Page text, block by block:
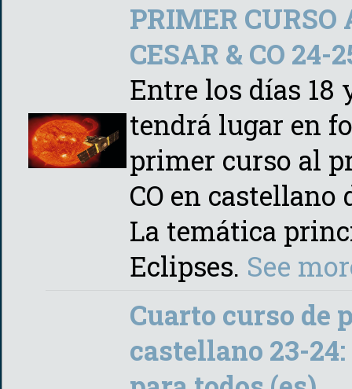
PRIMER CURSO
CESAR & CO 24-
Entre los días 18
tendrá lugar en
primer curso al
CO en castellano
La temática
Eclipses. See
Cuarto curso de
castellano 23-